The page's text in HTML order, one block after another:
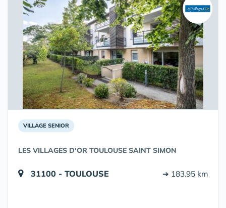
VILLAGE SENIOR
LES VILLAGES D'OR TOULOUSE SAINT SIMON
31100 - TOULOUSE ➔ 183.95 km